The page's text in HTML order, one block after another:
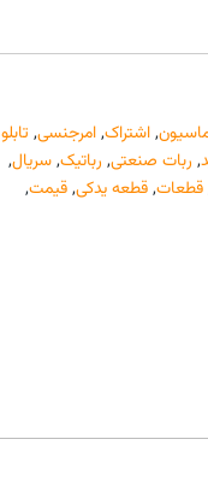
,اشتراک,امرجنسی, تابلو
, ربات صنعتی, رباتیک,سریال,
قطعات,قطعه یدکی,قیمت,